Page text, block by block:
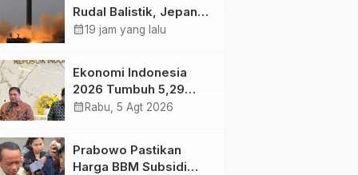
Rudal Balistik, Jepang
Pastikan Wilayahnya
calendar_month19 jam yang lalu
Ekonomi Indonesia
2026 Tumbuh 5,29
Persen, Airlangga
Global
calendar_month Rabu, 5 Agt 2026
Prabowo Pastikan
Harga BBM Subsidi